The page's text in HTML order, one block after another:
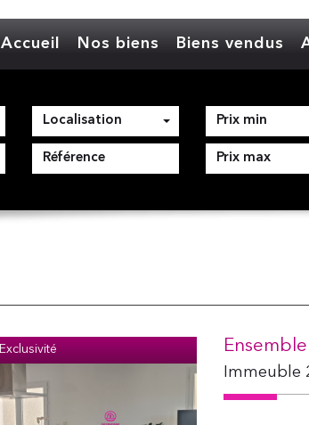
Accueil Nos biens Biens vendus
Localisation
Exclusivité
Immeuble